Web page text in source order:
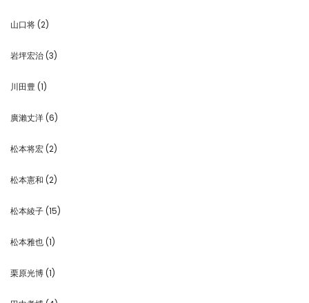
山口将 (2)
岩坪宏治 (3)
川田豊 (1)
廣瀨丈洋 (6)
松本将宏 (2)
松本憲和 (2)
松本綾子 (15)
松本雅也 (1)
栗原光博 (1)